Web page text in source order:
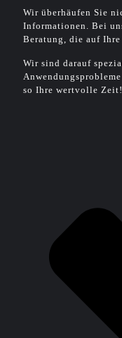
Wir überhäufen Sie
Informationen. Bei
Beratung, die auf
Wir sind darauf
so Ihre wertvolle Zeit!